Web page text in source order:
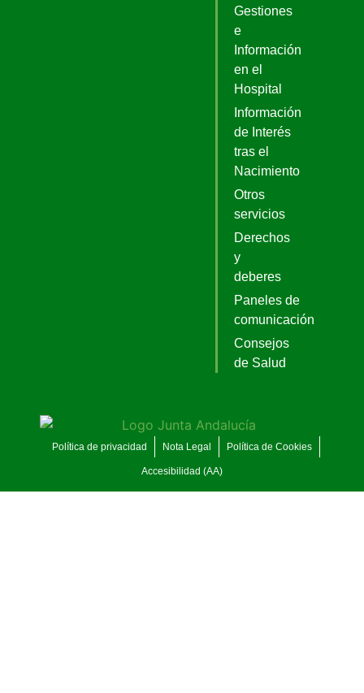
Gestiones
e
Información
en el
Hospital
Información
de Interés
tras el
Nacimiento
Otros
servicios
Derechos
y
deberes
Paneles de
comunicación
Consejos
de Salud
Política de privacidad Nota Legal Política de Cookies
Accesibilidad (AA)